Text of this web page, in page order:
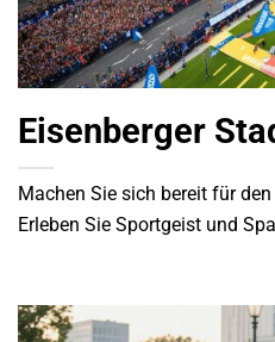
Eisenberger
Machen Sie sich bereit für
Erleben Sie Sportgeist und